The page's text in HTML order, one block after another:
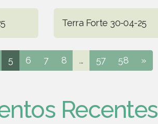
Terra Forte 30-04-25
5 6 7 8 ... 57 58 »
Recentes